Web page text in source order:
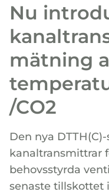
Nu
mätning
/CO2
Den nya
kanaltransmittrar
behovsstyrda
senaste tillskottet